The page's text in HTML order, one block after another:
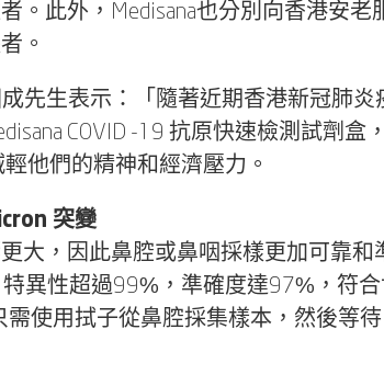
。此外，Medisana也分別向香港安
。
先生表示：「隨著近期香港新冠肺
COVID -19 抗原快速檢測試劑
他們的精神和經濟壓力。
突變
大，因此鼻腔或鼻咽採樣更加可靠和
異性超過99%，準確度達97%，符
需使用拭子從鼻腔採集樣本，然後